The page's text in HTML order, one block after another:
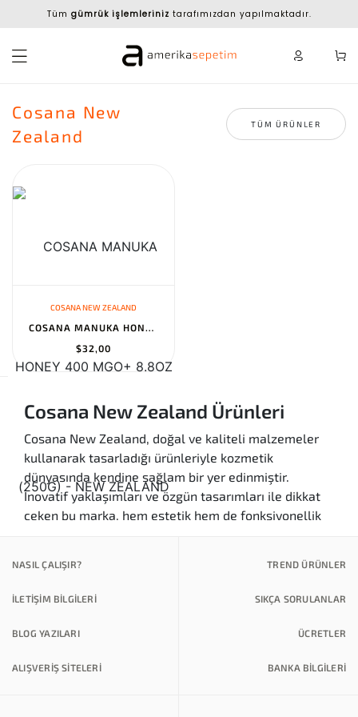
Tüm gümrük işlemleriniz tarafımızdan yapılmaktadır.
Cosana New
Zealand
TÜM ÜRÜNLER
COSANA NEW ZEALAND
COSANA MANUKA HONEY 400 MGO+ 8.8OZ (250G) - NEW ZEALAND CERTIFIED...
$32,00
Cosana New Zealand Ürünleri
Cosana New Zealand, doğal ve kaliteli malzemeler
kullanarak tasarladığı ürünleriyle kozmetik
dünyasında kendine sağlam bir yer edinmiştir.
İnovatif yaklaşımları ve özgün tasarımları ile dikkat
çeken bu marka, hem estetik hem de fonksiyonellik
tasarlanmış ürünlerden, özel anlar için tasarımlara
kadar geniş bir yelpaze sunmaktadır.
yüksek kaliteli içeriklerle üretilen kozmetik
NASIL ÇALIŞIR? TREND ÜRÜNLER
İLETİŞİM BİLGİLERİ SIKÇA SORULANLAR
BLOG YAZILARI ÜCRETLER
ALIŞVERİŞ SİTELERİ BANKA BILGILERI